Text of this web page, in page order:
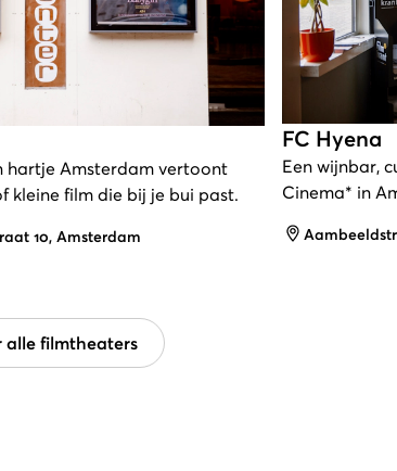
hartje Amsterdam vertoont
kleine film die bij je bui past.
10, Amsterdam
FC Hyena
Een wijnbar,
Cinema* in
Adres
alle filmtheaters